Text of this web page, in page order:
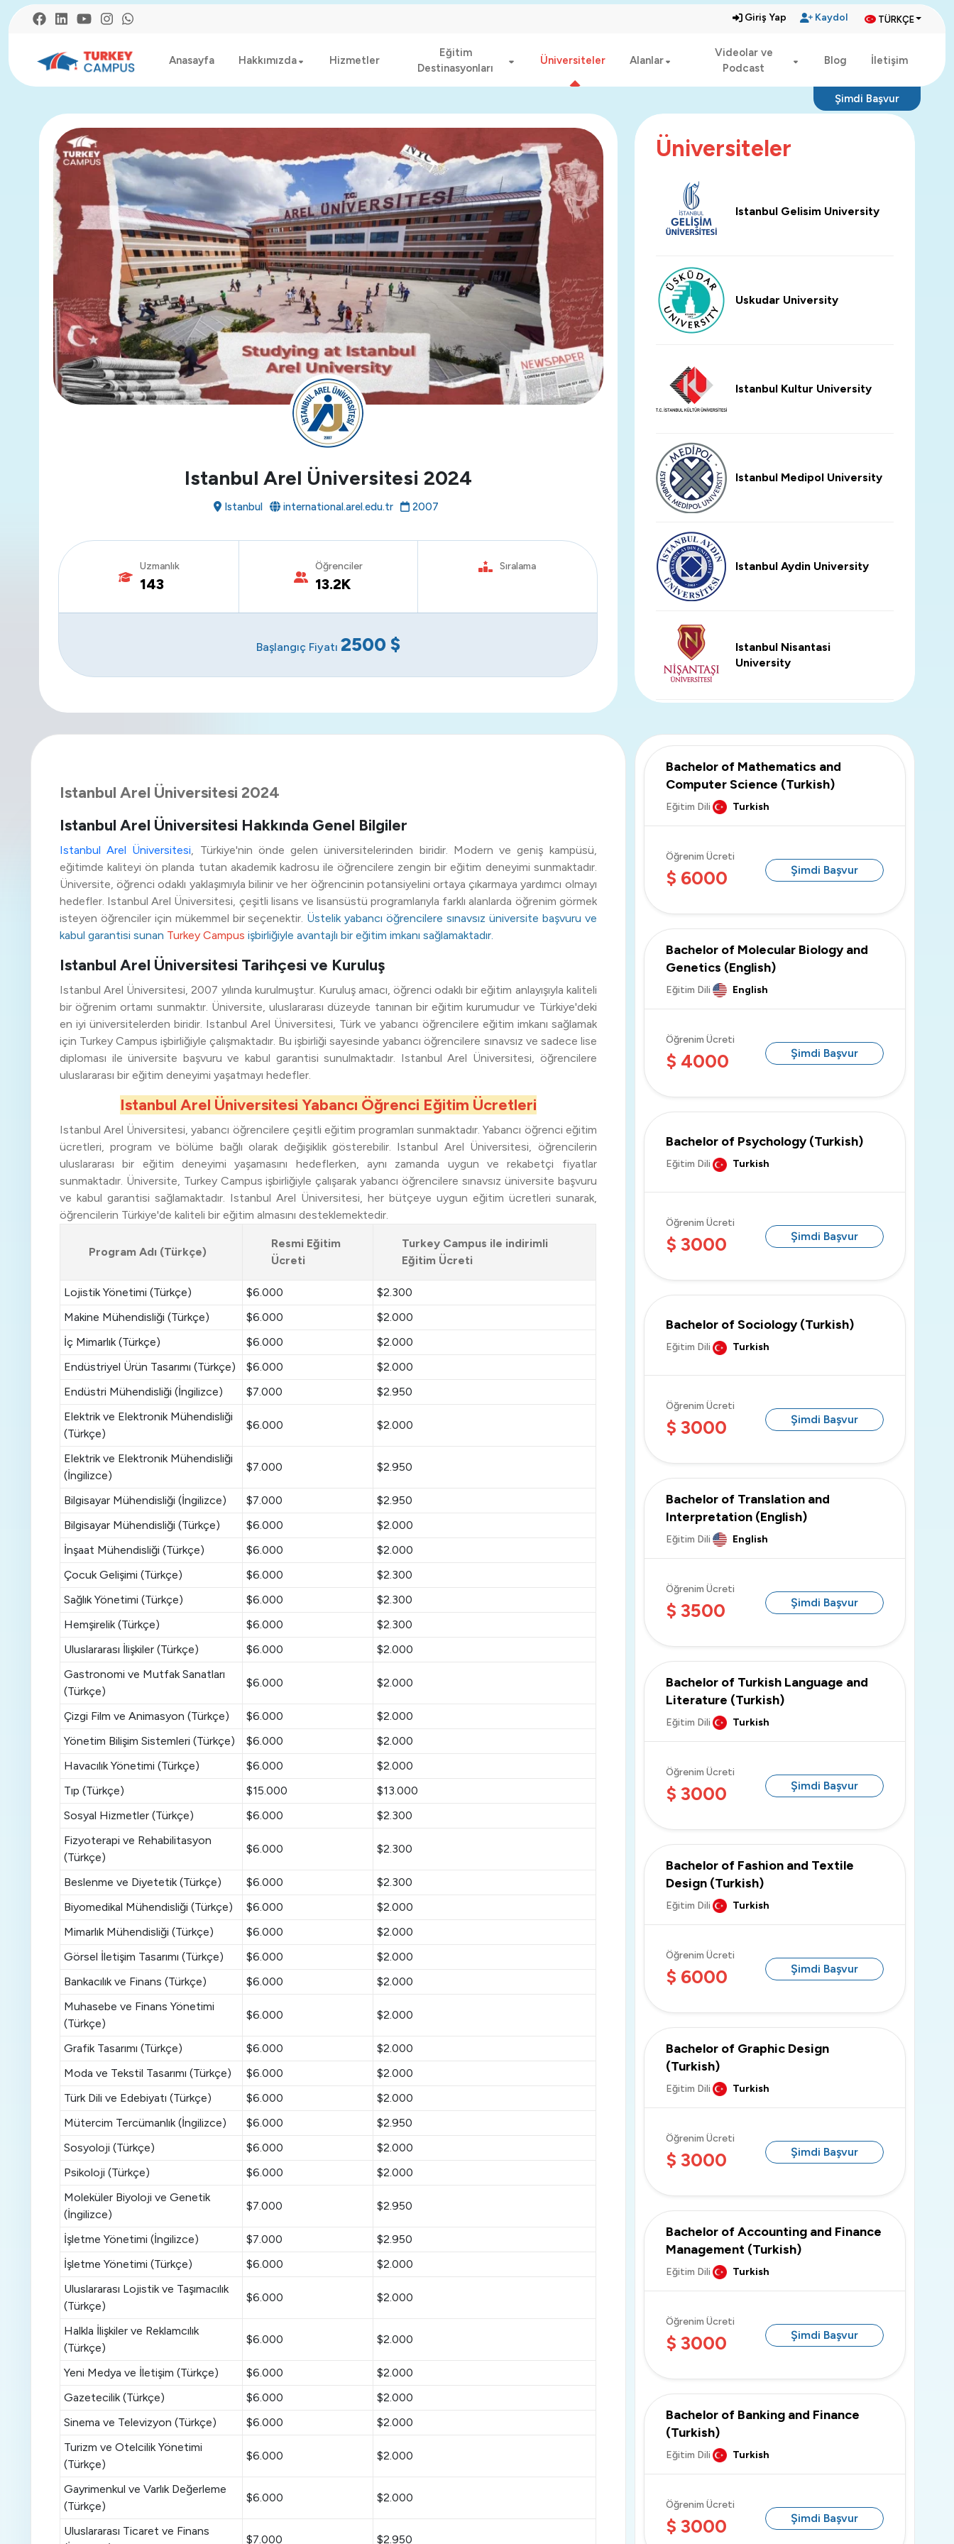
Giriş Yap Kaydol TÜRKÇE
Anasayfa Hakkımızda Hizmetler
Eğitim
Destinasyonları
Üniversiteler Alanlar
Videolar ve
Podcast
Blog İletişim
Şimdi Başvur
Istanbul Arel Üniversitesi 2024
Istanbul international.arel.edu.tr 2007
Uzmanlık
143
Öğrenciler
13.2K
Sıralama
Başlangıç Fiyatı 2500 $
Üniversiteler
Istanbul Gelisim University
Uskudar University
Istanbul Kultur University
Istanbul Medipol University
Istanbul Aydin University
Istanbul Nisantasi
University
Altinbas University
Altinbas University is a private
university based in Istanbul that
offers a unique learning
experience for international
students Accredited by EU
countries.
OSTiM Technical University
Istanbul Atlas University
Istanbul Arel Üniversitesi 2024
Istanbul Arel Üniversitesi Hakkında Genel Bilgiler
Istanbul Arel Üniversitesi, Türkiye'nin önde gelen üniversitelerinden biridir. Modern ve geniş kampüsü,
eğitimde kaliteyi ön planda tutan akademik kadrosu ile öğrencilere zengin bir eğitim deneyimi sunmaktadır.
Üniversite, öğrenci odaklı yaklaşımıyla bilinir ve her öğrencinin potansiyelini ortaya çıkarmaya yardımcı olmayı
hedefler. Istanbul Arel Üniversitesi, çeşitli lisans ve lisansüstü programlarıyla farklı alanlarda öğrenim görmek
isteyen öğrenciler için mükemmel bir seçenektir. Üstelik yabancı öğrencilere sınavsız üniversite başvuru ve
kabul garantisi sunan Turkey Campus işbirliğiyle avantajlı bir eğitim imkanı sağlamaktadır.
Istanbul Arel Üniversitesi Tarihçesi ve Kuruluş
Istanbul Arel Üniversitesi, 2007 yılında kurulmuştur. Kuruluş amacı, öğrenci odaklı bir eğitim anlayışıyla kaliteli
bir öğrenim ortamı sunmaktır. Üniversite, uluslararası düzeyde tanınan bir eğitim kurumudur ve Türkiye'deki
en iyi üniversitelerden biridir. Istanbul Arel Üniversitesi, Türk ve yabancı öğrencilere eğitim imkanı sağlamak
için Turkey Campus işbirliğiyle çalışmaktadır. Bu işbirliği sayesinde yabancı öğrencilere sınavsız ve sadece lise
diploması ile üniversite başvuru ve kabul garantisi sunulmaktadır. Istanbul Arel Üniversitesi, öğrencilere
uluslararası bir eğitim deneyimi yaşatmayı hedefler.
Istanbul Arel Üniversitesi Yabancı Öğrenci Eğitim Ücretleri
Istanbul Arel Üniversitesi, yabancı öğrencilere çeşitli eğitim programları sunmaktadır. Yabancı öğrenci eğitim
ücretleri, program ve bölüme bağlı olarak değişiklik gösterebilir. Istanbul Arel Üniversitesi, öğrencilerin
uluslararası bir eğitim deneyimi yaşamasını hedeflerken, aynı zamanda uygun ve rekabetçi fiyatlar
sunmaktadır. Üniversite, Turkey Campus işbirliğiyle çalışarak yabancı öğrencilere sınavsız üniversite başvuru
ve kabul garantisi sağlamaktadır. Istanbul Arel Üniversitesi, her bütçeye uygun eğitim ücretleri sunarak,
öğrencilerin Türkiye'de kaliteli bir eğitim almasını desteklemektedir.
Program Adı (Türkçe)
Resmi Eğitim
Ücreti
Turkey Campus ile indirimli
Eğitim Ücreti
Lojistik Yönetimi (Türkçe) $6.000
$2.300
Makine Mühendisliği (Türkçe)
$6.000
$2.000
İç Mimarlık (Türkçe)
$6.000
$2.000
Endüstriyel Ürün Tasarımı (Türkçe)
$6.000
$2.000
Endüstri Mühendisliği (İngilizce)
$7.000
$2.950
Elektrik ve Elektronik Mühendisliği
(Türkçe)
$6.000 $2.000
Elektrik ve Elektronik Mühendisliği
(İngilizce)
$7.000 $2.950
Bilgisayar Mühendisliği (İngilizce) $7.000
$2.950
Bilgisayar Mühendisliği (Türkçe)
$6.000
$2.000
İnşaat Mühendisliği (Türkçe)
$6.000
$2.000
Çocuk Gelişimi (Türkçe)
$6.000
$2.300
Sağlık Yönetimi (Türkçe)
$6.000
$2.300
Hemşirelik (Türkçe)
$6.000
$2.300
Uluslararası İlişkiler (Türkçe)
$6.000
$2.000
Gastronomi ve Mutfak Sanatları
(Türkçe)
$6.000 $2.000
Çizgi Film ve Animasyon (Türkçe) $6.000
$2.000
Yönetim Bilişim Sistemleri (Türkçe)
$6.000
$2.000
Havacılık Yönetimi (Türkçe)
$6.000
$2.000
Tıp (Türkçe)
$15.000
$13.000
Sosyal Hizmetler (Türkçe)
$6.000
$2.300
Fizyoterapi ve Rehabilitasyon
(Türkçe)
$6.000 $2.300
Beslenme ve Diyetetik (Türkçe) $6.000
$2.300
Biyomedikal Mühendisliği (Türkçe)
$6.000
$2.000
Mimarlık Mühendisliği (Türkçe)
$6.000
$2.000
Görsel İletişim Tasarımı (Türkçe)
$6.000
$2.000
Bankacılık ve Finans (Türkçe)
$6.000
$2.000
Muhasebe ve Finans Yönetimi
(Türkçe)
$6.000 $2.000
Grafik Tasarımı (Türkçe) $6.000
$2.000
Moda ve Tekstil Tasarımı (Türkçe)
$6.000
$2.000
Türk Dili ve Edebiyatı (Türkçe)
$6.000
$2.000
Mütercim Tercümanlık (İngilizce)
$6.000
$2.950
Sosyoloji (Türkçe)
$6.000
$2.000
Psikoloji (Türkçe)
$6.000
$2.000
Moleküler Biyoloji ve Genetik
(İngilizce)
$7.000 $2.950
İşletme Yönetimi (İngilizce) $7.000
$2.950
İşletme Yönetimi (Türkçe)
$6.000
$2.000
Uluslararası Lojistik ve Taşımacılık
(Türkçe)
$6.000 $2.000
Halkla İlişkiler ve Reklamcılık
(Türkçe)
$6.000 $2.000
Yeni Medya ve İletişim (Türkçe) $6.000
$2.000
Gazetecilik (Türkçe)
$6.000
$2.000
Sinema ve Televizyon (Türkçe)
$6.000
$2.000
Turizm ve Otelcilik Yönetimi
(Türkçe)
$6.000 $2.000
Gayrimenkul ve Varlık Değerleme
(Türkçe)
$6.000 $2.000
Uluslararası Ticaret ve Finans
$7.000 $2.950
Bachelor of Mathematics and
Computer Science (Turkish)
Eğitim Dili Turkish
Öğrenim Ücreti
$ 6000 Şimdi Başvur
Bachelor of Molecular Biology and
Genetics (English)
Eğitim Dili English
Öğrenim Ücreti
$ 4000 Şimdi Başvur
Bachelor of Psychology (Turkish)
Eğitim Dili Turkish
Öğrenim Ücreti
$ 3000 Şimdi Başvur
Bachelor of Sociology (Turkish)
Eğitim Dili Turkish
Öğrenim Ücreti
$ 3000 Şimdi Başvur
Bachelor of Translation and
Interpretation (English)
Eğitim Dili English
Öğrenim Ücreti
$ 3500 Şimdi Başvur
Bachelor of Turkish Language and
Literature (Turkish)
Eğitim Dili Turkish
Öğrenim Ücreti
$ 3000 Şimdi Başvur
Bachelor of Fashion and Textile
Design (Turkish)
Eğitim Dili Turkish
Öğrenim Ücreti
$ 6000 Şimdi Başvur
Bachelor of Graphic Design
(Turkish)
Eğitim Dili Turkish
Öğrenim Ücreti
$ 3000 Şimdi Başvur
Bachelor of Accounting and Finance
Management (Turkish)
Eğitim Dili Turkish
Öğrenim Ücreti
$ 3000 Şimdi Başvur
Bachelor of Banking and Finance
(Turkish)
Eğitim Dili Turkish
Öğrenim Ücreti
$ 3000 Şimdi Başvur